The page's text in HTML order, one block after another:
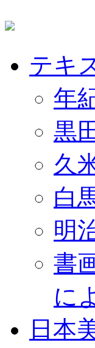
テキ
年
黒
久
白
明
書
に
日本